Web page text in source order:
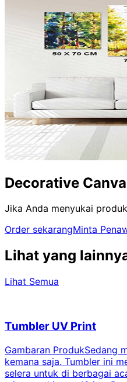
Decorative
Jika Anda menyukai
Order sekarangMinta
Lihat yang
Lihat Semua
Tumbler UV Print
Gambaran ProdukSedang
kemana saja. Tumbler ini
selera untuk di berbagai